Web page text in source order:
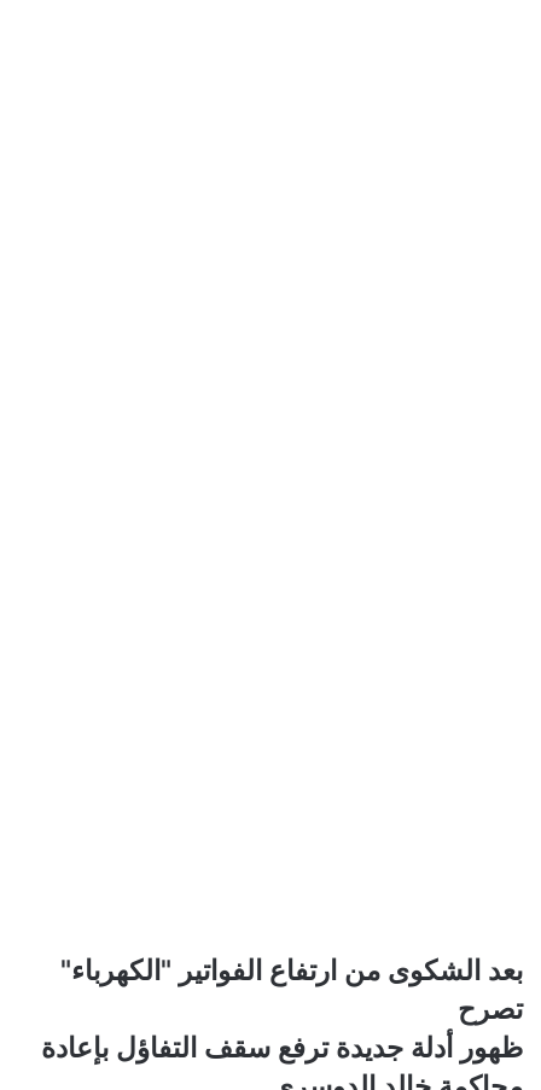
الشكوى
من
ارتفاع
الفواتير
بعد الشكوى من ارتفاع الفواتير "الكهرباء"
تصرح
ظهور
أدلة
ظهور أدلة جديدة ترفع سقف التفاؤل بإعادة